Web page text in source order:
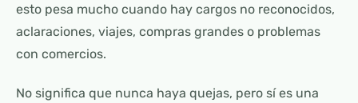
esto pesa mucho cuando hay cargos no reconocidos,
aclaraciones, viajes, compras grandes o problemas
con comercios.
No significa que nunca haya quejas, pero sí es una